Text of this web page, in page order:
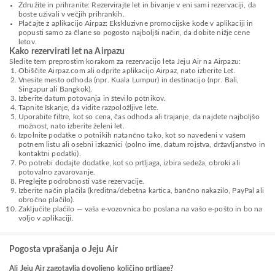
Združite in prihranite: Rezervirajte let in bivanje v eni sami rezervaciji, da
boste uživali v večjih prihrankih.
Plačajte z aplikacijo Airpaz: Ekskluzivne promocijske kode v aplikaciji in
popusti samo za člane so pogosto najboljši način, da dobite nižje cene
letov.
Kako rezervirati let na Airpazu
Sledite tem preprostim korakom za rezervacijo leta Jeju Air na Airpazu:
Obiščite Airpaz.com ali odprite aplikacijo Airpaz, nato izberite Let.
Vnesite mesto odhoda (npr. Kuala Lumpur) in destinacijo (npr. Bali,
Singapur ali Bangkok).
Izberite datum potovanja in število potnikov.
Tapnite Iskanje, da vidite razpoložljive lete.
Uporabite filtre, kot so cena, čas odhoda ali trajanje, da najdete najboljšo
možnost, nato izberite želeni let.
Izpolnite podatke o potnikih natančno tako, kot so navedeni v vašem
potnem listu ali osebni izkaznici (polno ime, datum rojstva, državljanstvo in
kontaktni podatki).
Po potrebi dodajte dodatke, kot so prtljaga, izbira sedeža, obroki ali
potovalno zavarovanje.
Preglejte podrobnosti vaše rezervacije.
Izberite način plačila (kreditna/debetna kartica, bančno nakazilo, PayPal ali
obročno plačilo).
Zaključite plačilo — vaša e-vozovnica bo poslana na vašo e-pošto in bo na
voljo v aplikaciji.
Pogosta vprašanja o Jeju Air
Ali Jeju Air zagotavlja dovoljeno količino prtljage?